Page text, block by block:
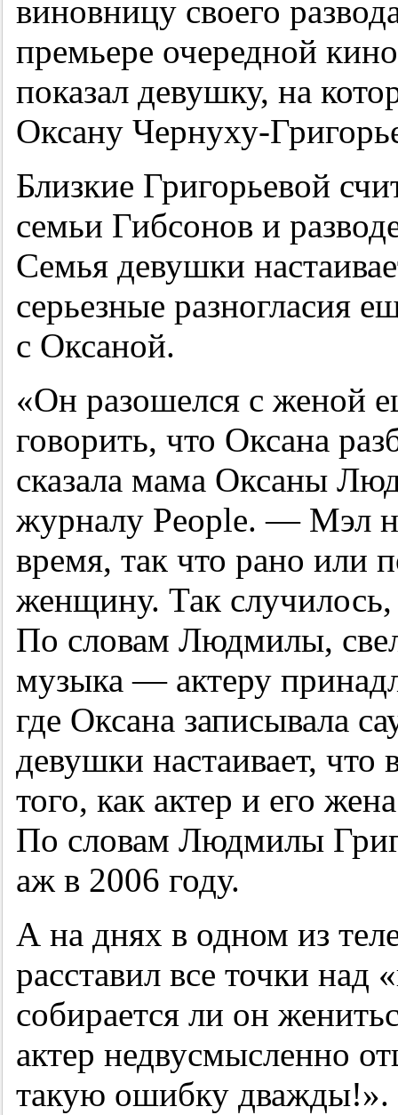
виновницу своего
премьере очередной
показал девушку, на
Оксану Чернуху-
Близкие Григорьевой
семьи Гибсонов и
Семья девушки
серьезные разногласия
с Оксаной.
«Он разошелся с женой
говорить, что Оксана
сказала мама Оксаны
журналу People. — Мэл
время, так что рано или
женщину. Так
По словам Людмилы,
музыка — актеру
где Оксана записывала
девушки настаивает, что
того, как актер и его
По словам Людмилы
аж в 2006 году.
А на днях в одном из
расставил все точки
собирается ли он
актер недвусмысленно
такую ошибку дважды!».